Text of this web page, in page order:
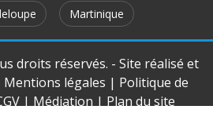
Martinique
droits réservés. - Site réalisé et
Mentions légales | Politique de
| Médiation | Plan du site